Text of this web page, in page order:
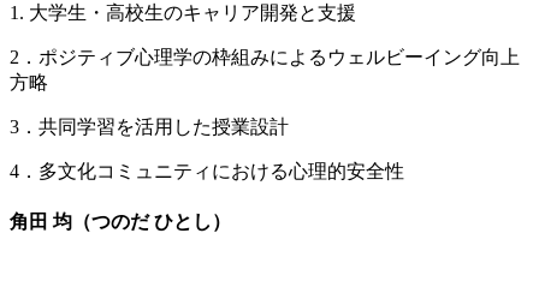
1. 大学生・高校生のキャリア開発と支援
2．ポジティブ心理学の枠組みによるウェルビーイング向上
方略
3．共同学習を活用した授業設計
4．多文化コミュニティにおける心理的安全性
角田 均（つのだ ひとし）